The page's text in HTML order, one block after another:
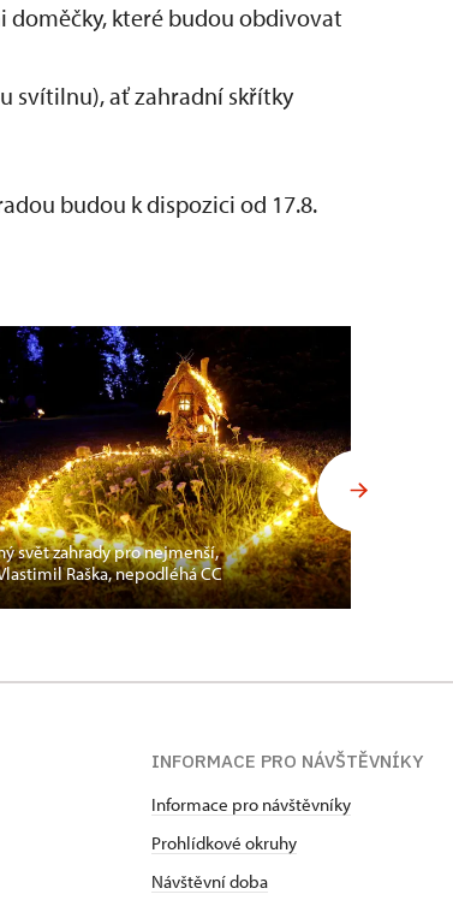
doměčky, které budou obdivovat
svítilnu), ať zahradní skřítky
budou k dispozici od 17.8.
svět zahrady pro nejmenší,
Raška, nepodléhá CC
INFORMACE PRO NÁVŠTĚVNÍKY
Informace pro návštěvníky
Prohlídkové okruhy
Návštěvní doba